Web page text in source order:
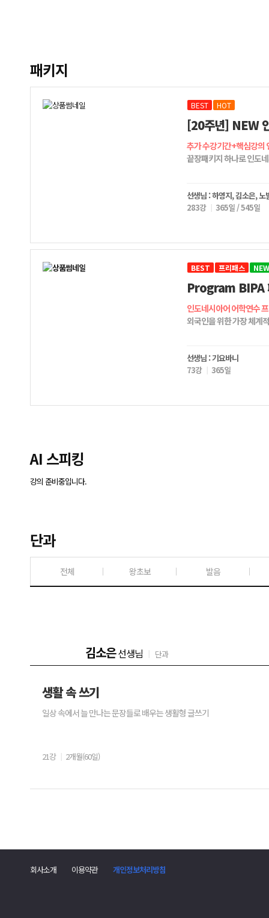
패키지
BEST HOT
[20주년] NEW
추가 수강기간+핵심강의
끝장패키지 하나로 인도
선생님 : 하영지, 김소은,
283강
365일 / 545일
BEST 프리패스 NEW
Program BIPA
인도네시아어 어학연수
외국인을 위한 가장 체계
선생님 : 기요바니
73강
365일
AI 스피킹
강의 준비중입니다.
단과
전체 왕초보 발음
김소은선생님 단과
생활 속 쓰기
일상 속에서 늘 만나는 문장들로 배우는 생활형 글쓰기
21강 2개월(60일)
회사소개 이용약관 개인정보처리방침